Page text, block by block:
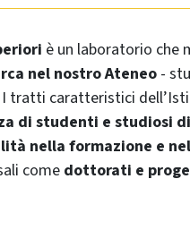
è un laboratorio
nel nostro Ateneo -
tratti caratteristici
di studenti e studiosi
nella formazione e
come dottorati e